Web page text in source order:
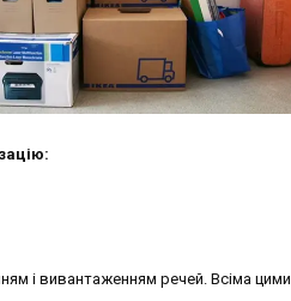
і вивантаженням речей. Всіма цими